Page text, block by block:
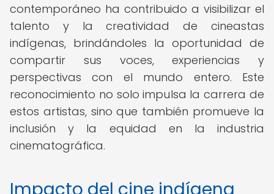
contemporáneo ha contribuido a visibilizar el
talento y la creatividad de cineastas
indígenas, brindándoles la oportunidad de
compartir sus voces, experiencias y
perspectivas con el mundo entero. Este
reconocimiento no solo impulsa la carrera de
estos artistas, sino que también promueve la
inclusión y la equidad en la industria
cinematográfica.